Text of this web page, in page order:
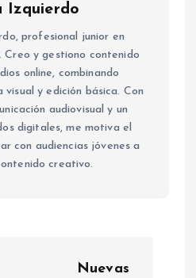
Izquierdo
profesional junior en
Creo y gestiono contenido
online, combinando
y edición básica. Con
audiovisual y un
digitales, me motiva el
con audiencias jóvenes a
creativo.
Nuevas